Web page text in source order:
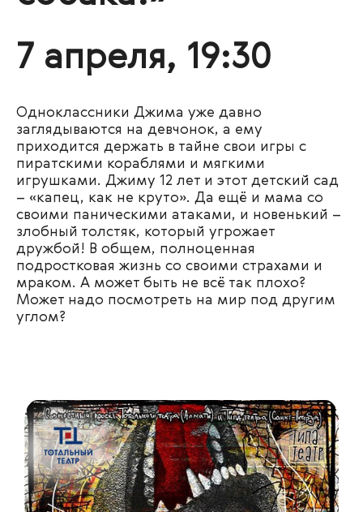
7 апреля, 19:30
Одноклассники Джима уже давно
заглядываются на девчонок, а ему
приходится держать в тайне свои игры с
пиратскими кораблями и мягкими
игрушками. Джиму 12 лет и этот детский сад
– «капец, как не круто». Да ещё и мама со
своими паническими атаками, и новенький –
злобный толстяк, который угрожает
дружбой! В общем, полноценная
подростковая жизнь со своими страхами и
мраком. А может быть не всё так плохо?
Может надо посмотреть на мир под другим
углом?